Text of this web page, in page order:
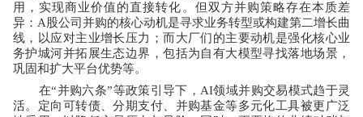
用，实现商业价值的直接转化。但双方并购策略存在本质差
异： A 股公司并购的核心动机是寻求业务转型或构建第二增长曲
线，以应对主业增长压力；而大厂们的主要动机是强化核心业
务护城河并拓展生态边界，包括为自有大模型寻找落地场景，
巩固和扩大平台优势等。
在“并购六条”等政策引导下， AI领域并购交易模式趋于灵
活。定向可转债、分期支付、并购基金等多元化工具被更广泛